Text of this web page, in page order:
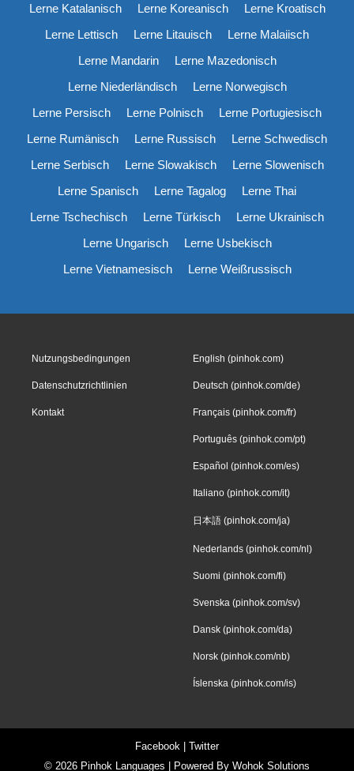
Lerne Katalanisch
Lerne Koreanisch
Lerne Kroatisch
Lerne Lettisch
Lerne Litauisch
Lerne Malaiisch
Lerne Mandarin
Lerne Mazedonisch
Lerne Niederländisch
Lerne Norwegisch
Lerne Persisch
Lerne Polnisch
Lerne Portugiesisch
Lerne Rumänisch
Lerne Russisch
Lerne Schwedisch
Lerne Serbisch
Lerne Slowakisch
Lerne Slowenisch
Lerne Spanisch
Lerne Tagalog
Lerne Thai
Lerne Tschechisch
Lerne Türkisch
Lerne Ukrainisch
Lerne Ungarisch
Lerne Usbekisch
Lerne Vietnamesisch
Lerne Weißrussisch
Nutzungsbedingungen
Datenschutzrichtlinien
Kontakt
English (pinhok.com)
Deutsch (pinhok.com/de)
Français (pinhok.com/fr)
Português (pinhok.com/pt)
Español (pinhok.com/es)
Italiano (pinhok.com/it)
日本語 (pinhok.com/ja)
Nederlands (pinhok.com/nl)
Suomi (pinhok.com/fi)
Svenska (pinhok.com/sv)
Dansk (pinhok.com/da)
Norsk (pinhok.com/nb)
Íslenska (pinhok.com/is)
Facebook | Twitter
© 2026 Pinhok Languages | Powered By Wohok Solutions